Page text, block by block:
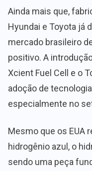
Ainda mais que,
Hyundai e Toyota já
mercado brasileiro
positivo. A
Xcient Fuel Cell e o
adoção de
especialmente no
Mesmo que os EUA
hidrogênio azul, o
sendo uma peça